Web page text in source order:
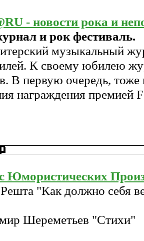
- новости рока и
и рок фестиваль.
музыкальный
К своему юбилею
В первую очередь, тоже
награждения премией
Юмористических
"Как должно себя
Шереметьев "Стихи"